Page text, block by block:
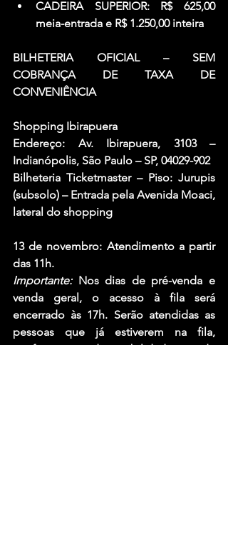
CADEIRA SUPERIOR: R$ 625,00
meia-entrada e R$ 1.250,00 inteira
BILHETERIA OFICIAL – SEM
COBRANÇA DE TAXA DE
CONVENIÊNCIA
Shopping Ibirapuera
Endereço: Av. Ibirapuera, 3103 –
Indianópolis, São Paulo – SP, 04029-902
Bilheteria Ticketmaster – Piso: Jurupis
(subsolo) – Entrada pela Avenida Moaci,
lateral do shopping
13 de novembro: Atendimento a partir
das 11h.
Importante: Nos dias de pré-venda e
venda geral, o acesso à fila será
encerrado às 17h. Serão atendidas as
pessoas que já estiverem na fila,
conforme disponibilidade de